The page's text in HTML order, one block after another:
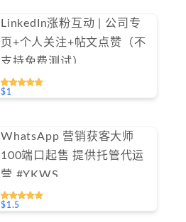
LinkedIn涨粉互动 | 公司专
页+个人关注+帖文点赞（不
支持免费测试）
$1
WhatsApp 营销获客大师
100端口起售 提供托管代运
营 #YKWS
$1.5